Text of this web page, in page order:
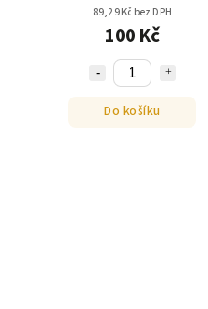
89,29 Kč bez DPH
100 Kč
Do košíku